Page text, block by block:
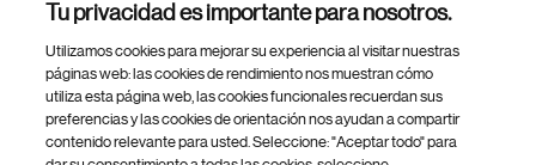
Footer Site Search
Tu privacidad es importante para nosotros.
Utilizamos cookies para mejorar su experiencia al visitar nuestras
páginas web: las cookies de rendimiento nos muestran cómo
utiliza esta página web, las cookies funcionales recuerdan sus
preferencias y las cookies de orientación nos ayudan a compartir
contenido relevante para usted. Seleccione: "Aceptar todo" para